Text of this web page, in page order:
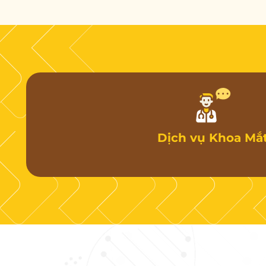
Dịch vụ Khoa